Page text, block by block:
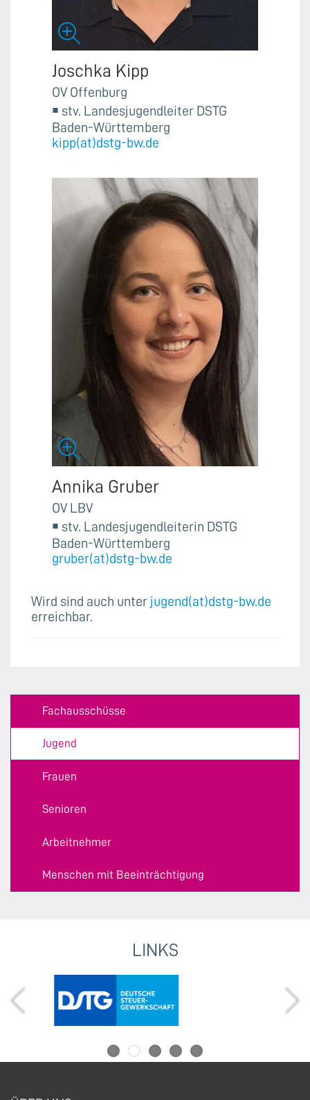
Joschka Kipp
OV Offenburg
￭ stv. Landesjugendleiter DSTG
Baden-Württemberg
kipp(at)dstg-bw.de
Annika Gruber
OV LBV
￭ stv. Landesjugendleiterin DSTG
Baden-Württemberg
gruber(at)dstg-bw.de
Wird sind auch unter jugend(at)dstg-bw.de
erreichbar.
Fachausschüsse
Jugend
Frauen
Senioren
Arbeitnehmer
Menschen mit Beeinträchtigung
LINKS